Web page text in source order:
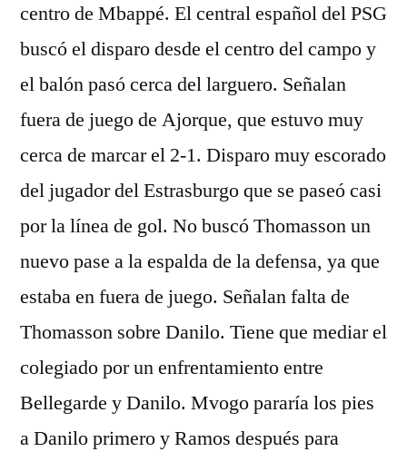
centro de Mbappé. El central español del PSG
buscó el disparo desde el centro del campo y
el balón pasó cerca del larguero. Señalan
fuera de juego de Ajorque, que estuvo muy
cerca de marcar el 2-1. Disparo muy escorado
del jugador del Estrasburgo que se paseó casi
por la línea de gol. No buscó Thomasson un
nuevo pase a la espalda de la defensa, ya que
estaba en fuera de juego. Señalan falta de
Thomasson sobre Danilo. Tiene que mediar el
colegiado por un enfrentamiento entre
Bellegarde y Danilo. Mvogo pararía los pies
a Danilo primero y Ramos después para